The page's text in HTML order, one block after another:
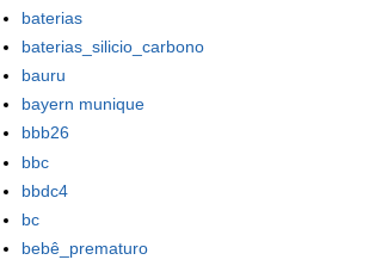
baterias
baterias_silicio_carbono
bauru
bayern munique
bbb26
bbc
bbdc4
bc
bebê_prematuro